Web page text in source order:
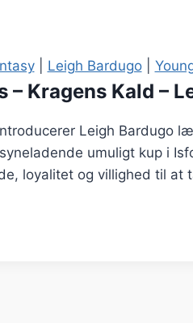
| Leigh Bardugo|
– Kragens Kald –
introducerer Leigh Bardugo
umuligt kup i
loyalitet og villighed til at